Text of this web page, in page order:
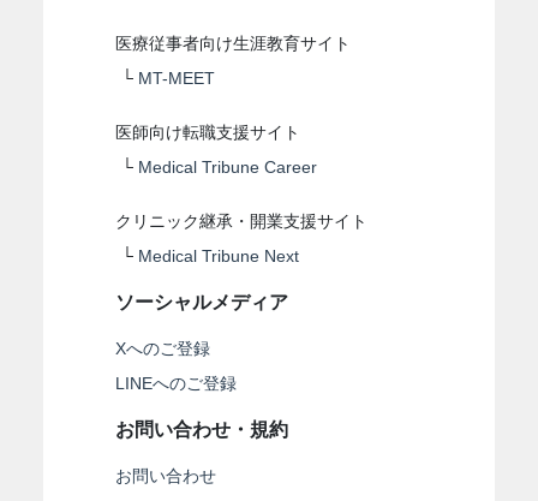
医療従事者向け生涯教育サイト
└ MT-MEET
医師向け転職支援サイト
└ Medical Tribune Career
クリニック継承・開業支援サイト
└ Medical Tribune Next
ソーシャルメディア
Xへのご登録
LINEへのご登録
お問い合わせ・規約
お問い合わせ